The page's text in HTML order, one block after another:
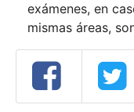
exámenes, en
mismas áreas,